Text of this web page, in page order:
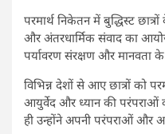
परमार्थ निकेतन में बुद्धिस्ट
और अंतरधार्मिक संवाद का
पर्यावरण संरक्षण और मानवता
विभिन्न देशों से आए छात्रों को
आयुर्वेद और ध्यान की
ही उन्होंने अपनी परंपराओं और